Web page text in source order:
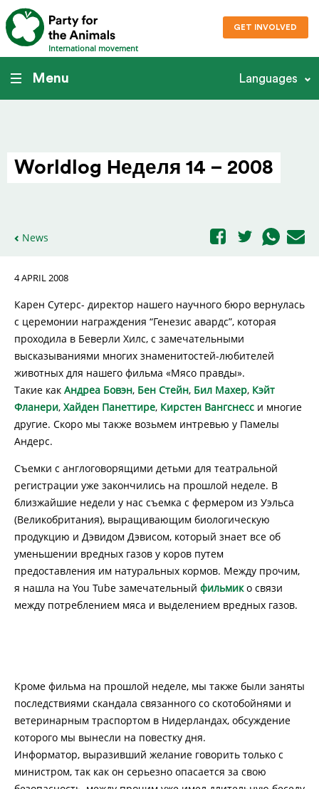
International movement
GET INVOLVED
Menu Languages
Worldlog Неделя 14 – 2008
News
4 APRIL 2008
Карен Сутерс- директор нашего научного бюро вернулась
с церемонии награждения “Генезис авардс”, которая
проходила в Беверли Хилс, с замечательными
высказываниями многих знаменитостей-любителей
животных для нашего фильма «Мясо правды».
Такие как Андреа Бовэн, Бен Стейн, Бил Махер, Кэйт
Фланери, Хайден Панеттире, Кирстен Вангснесс и многие
другие. Скоро мы также возьмем интревью у Памелы
Андерс.
Съемки с англоговорящими детьми для театральной
регистрации уже закончились на прошлой неделе. В
близжайшие недели у нас съемка с фермером из Уэльса
(Великобритания), выращивающим биологическую
продукцию и Дэвидом Дэвисом, который знает все об
уменьшении вредных газов у коров путем
предоставления им натуральных кормов. Между прочим,
я нашла на You Tube замечательный фильмико связи
между потреблением мяса и выделением вредных газов.
Кроме фильма на прошлой неделе, мы также были заняты
последствиями скандала связанного со скотобойнями и
ветеринарным траспортом в Нидерландах, обсуждение
которого мы вынесли на повестку дня.
Информатор, выразивший желание говорить только с
министром, так как он серьезно опасается за свою